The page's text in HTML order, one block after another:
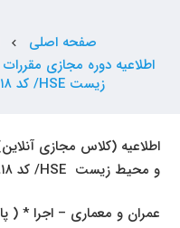
صفحه اصلی chevron_left
اطلاعیه دوره مجازی
زیست HSE/ کد ۸۱۸ (گروه A) دکتر شهبازی فر
اطلاعیه (کلاس مجازی
و محیط زیستHSE/ کد ۸۱۸ (گروه
عمران و معماری – اجرا * (